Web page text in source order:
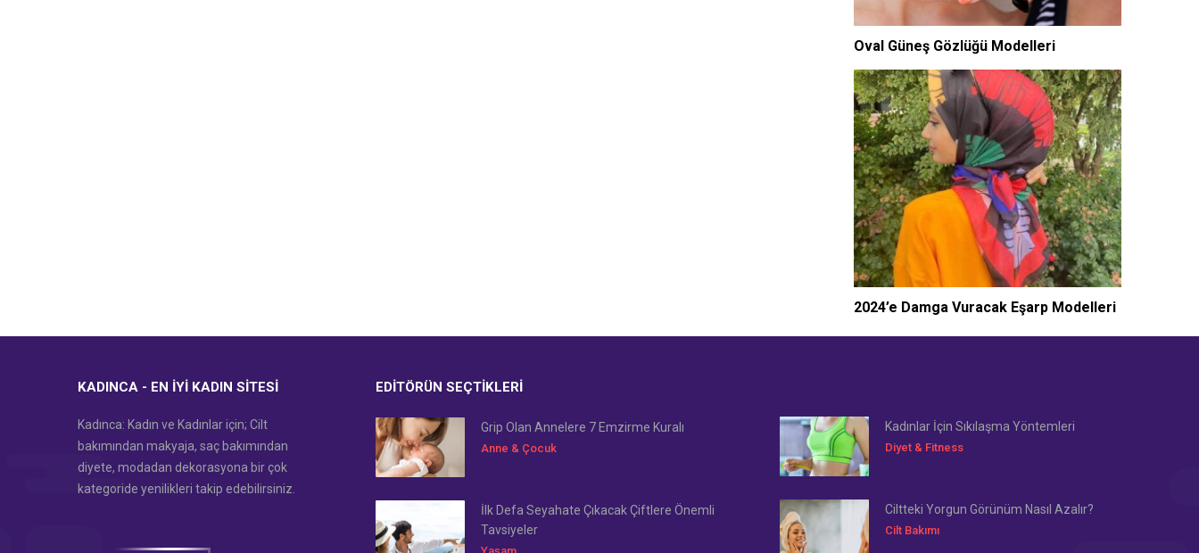
Oval Güneş Gözlüğü Modelleri
2024’e Damga Vuracak Eşarp Modelleri
KADINCA - EN İYI KADIN SITESI
Kadınca: Kadın ve Kadınlar için; Cilt
bakımından makyaja, saç bakımından
diyete, modadan dekorasyona bir çok
kategoride yenilikleri takip edebilirsiniz.
EDITÖRÜN SEÇTIKLERI
Grip Olan Annelere 7 Emzirme Kuralı
Anne & Çocuk
Kadınlar İçin Sıkılaşma Yöntemleri
Diyet & Fitness
İlk Defa Seyahate Çıkacak Çiftlere Önemli
Tavsiyeler
Yaşam
Ciltteki Yorgun Görünüm Nasıl Azalır?
Cilt Bakımı